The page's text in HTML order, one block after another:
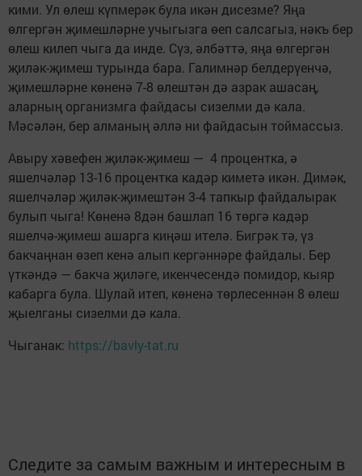
кими. Ул өлеш күпмерәк була икән дисезме? Яңа
өлгергән җимешләрне учыгызга өеп салсагыз, нәкъ бер
өлеш килеп чыга да инде. Сүз, әлбәттә, яңа өлгергән
җиләк-җимеш турында бара. Галимнәр белдерүенчә,
җимешләрне көненә 7-8 өлештән дә азрак ашасаң,
аларның организмга файдасы сизелми дә кала.
Мәсәлән, бер алманың әллә ни файдасын тоймассыз.
Авыру хәвефен җиләк-җимеш — 4 процентка, ә
яшелчәләр 13-16 процентка кадәр киметә икән. Димәк,
яшелчәләр җиләк-җимештән 3-4 тапкыр файдалырак
булып чыга! Көненә 8дән башлап 16 төргә кадәр
яшелчә-җимеш ашарга киңәш ителә. Бигрәк тә, үз
бакчаңнан өзеп кенә алып кергәннәре файдалы. Бер
үткәндә — бакча җиләге, икенчесендә помидор, кыяр
кабарга була. Шулай итеп, көненә төрлесеннән 8 өлеш
җыелганы сизелми дә кала.
Чыганак: https://bavly-tat.ru
Следите за самым важным и интересным в